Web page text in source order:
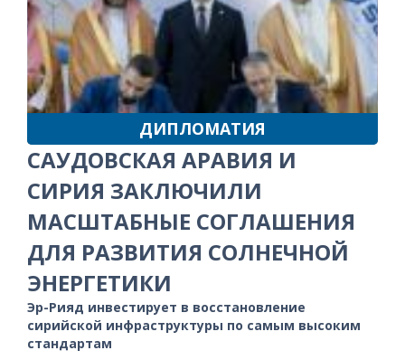
ДИПЛОМАТИЯ
САУДОВСКАЯ АРАВИЯ И
СИРИЯ ЗАКЛЮЧИЛИ
МАСШТАБНЫЕ СОГЛАШЕНИЯ
ДЛЯ РАЗВИТИЯ СОЛНЕЧНОЙ
ЭНЕРГЕТИКИ
Эр-Рияд инвестирует в восстановление
сирийской инфраструктуры по самым высоким
стандартам